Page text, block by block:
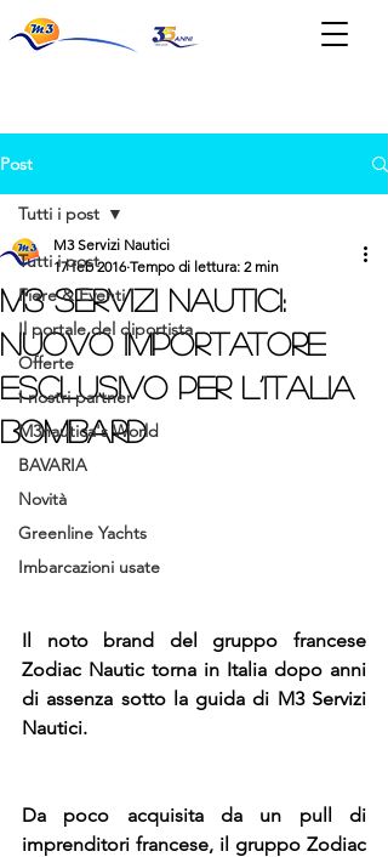
Post
Tutti i post
Fiere & Eventi
Il portale del diportista
Offerte
I nostri partner
M3nautica's World
BAVARIA
Novità
Greenline Yachts
Imbarcazioni usate
Tutti i post
M3 Servizi Nautici:
nuovo importatore
esclusivo per l’Italia
Bombard
M3 Servizi Nautici
17 feb 2016 Tempo di lettura: 2 min
Il noto brand del gruppo francese
Zodiac Nautic torna in Italia dopo anni
di assenza sotto la guida di M3 Servizi
Nautici.
Da poco acquisita da un pull di
imprenditori francese, il gruppo Zodiac